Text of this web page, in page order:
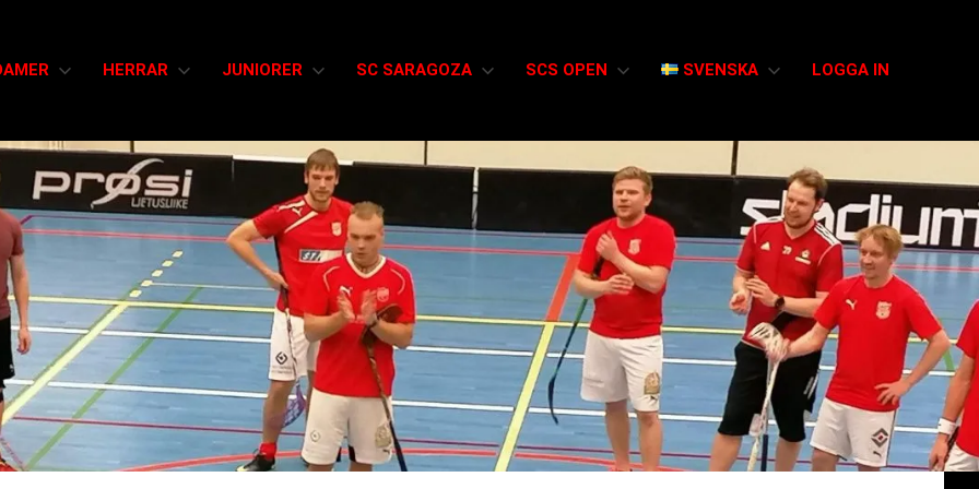
HERRAR JUNIORER SC SARAGOZA SCS OPEN SVENSKA LOGGA IN